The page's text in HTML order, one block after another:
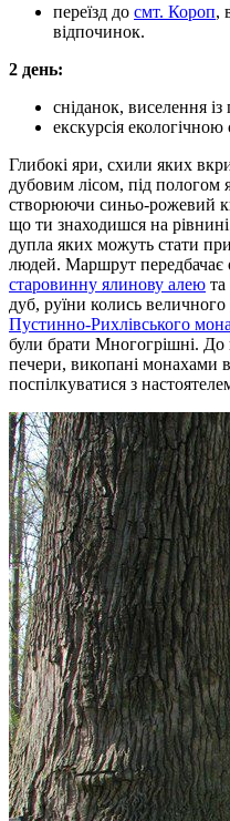
переїзд до смт. Короп,
відпочинок.
2 день:
сніданок, виселення із
екскурсія
Глибокі яри, схили яких
дубовим лісом, під пологом
створюючи синьо-рожевий
що ти знаходишся на
дупла яких можуть стати
людей. Маршрут передбачає
старовинну ялинову алею
дуб, руїни колись величного
Пустинно-Рихлівського
були брати Многогрішні. До
печери, викопані монахами
поспілкуватися з